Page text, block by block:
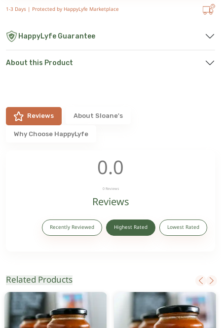
1-3 Days | Protected by HappyLyfe Marketplace
HappyLyfe Guarantee
About this Product
Reviews About Sloane's
Why Choose HappyLyfe
0.0
0 Reviews
Reviews
Recently Reviewed Highest Rated Lowest Rated
Related Products